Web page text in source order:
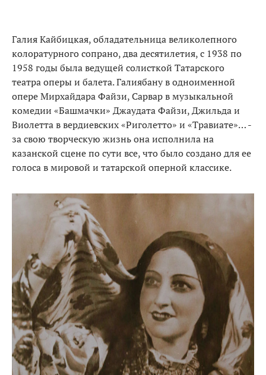
Галия Кайбицкая, обладательница великолепного
колоратурного сопрано, два десятилетия, с 1938 по
1958 годы была ведущей солисткой Татарского
театра оперы и балета. Галиябану в одноименной
опере Мирхайдара Файзи, Сарвар в музыкальной
комедии «Башмачки» Джаудата Файзи, Джильда и
Виолетта в вердиевских «Риголетто» и «Травиате»… -
за свою творческую жизнь она исполнила на
казанской сцене по сути все, что было создано для ее
голоса в мировой и татарской оперной классике.